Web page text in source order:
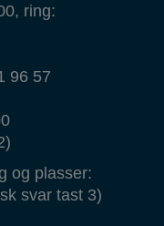
ring:
96 57
og plasser:
svar tast 3)